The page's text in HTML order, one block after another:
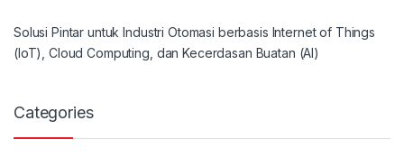
Solusi Pintar untuk Industri Otomasi berbasis Internet of Things
(IoT), Cloud Computing, dan Kecerdasan Buatan (AI)
Categories